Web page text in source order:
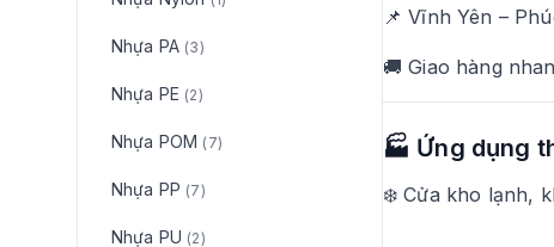
Nhựa PA (3)
Nhựa PE (2)
Nhựa POM (7)
Nhựa PP (7)
Nhựa PU (2)
📌 Vĩnh Yên –
🚚 Giao hàng
🏭 Ứng dụng
❄️ Cửa kho lạnh,